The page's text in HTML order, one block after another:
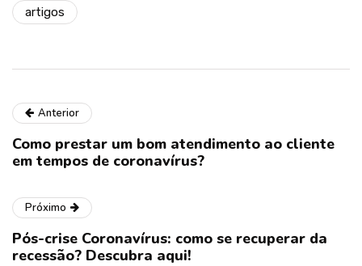
artigos
Anterior
Como prestar um bom atendimento ao cliente
em tempos de coronavírus?
Próximo
Pós-crise Coronavírus: como se recuperar da
recessão? Descubra aqui!